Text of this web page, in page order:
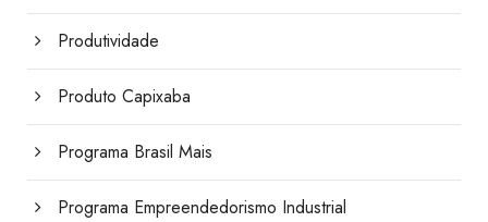
Produtividade
Produto Capixaba
Programa Brasil Mais
Programa Empreendedorismo Industrial